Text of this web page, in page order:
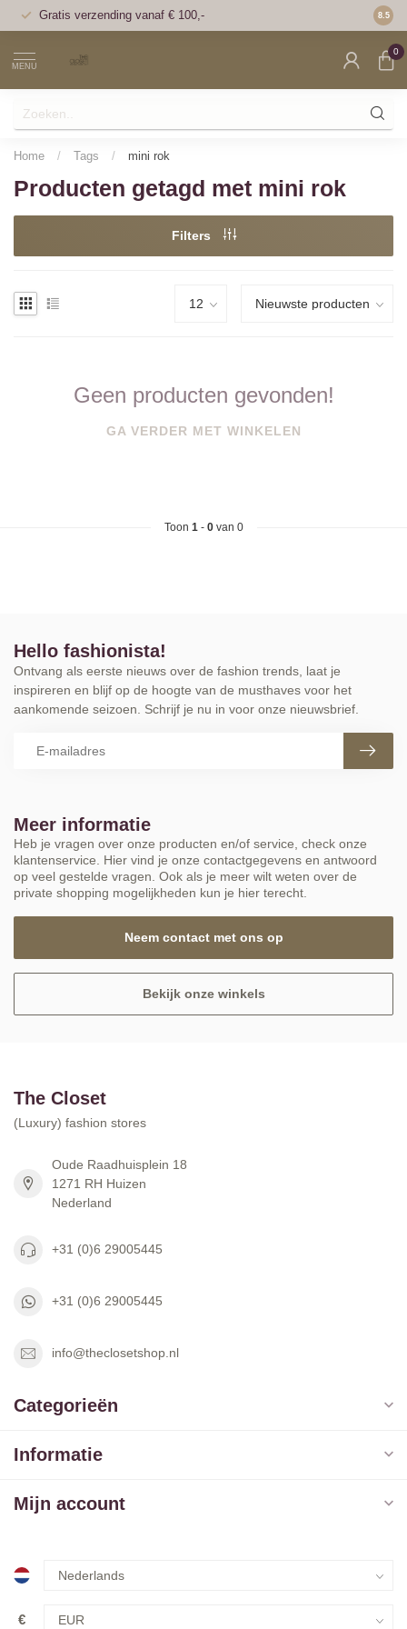
Gratis verzending vanaf € 100,- Voor
8.5
MENU
0
Home / Tags / mini rok
Producten getagd met mini rok
Filters
Geen producten gevonden!
GA VERDER MET WINKELEN
Toon 1- 0van 0
Meer informatie
Heb je vragen over onze producten en/of service, check onze
klantenservice. Hier vind je onze contactgegevens en antwoord
op veel gestelde vragen. Ook als je meer wilt weten over de
private shopping mogelijkheden kun je hier terecht.
Neem contact met ons op
Bekijk onze winkels
Hello fashionista!
Ontvang als eerste nieuws over de fashion trends, laat je
inspireren en blijf op de hoogte van de musthaves voor het
aankomende seizoen. Schrijf je nu in voor onze nieuwsbrief.
The Closet
(Luxury) fashion stores
Oude Raadhuisplein 18
1271 RH Huizen
Nederland
+31 (0)6 29005445
+31 (0)6 29005445
info@theclosetshop.nl
Categorieën
Informatie
Mijn account
€